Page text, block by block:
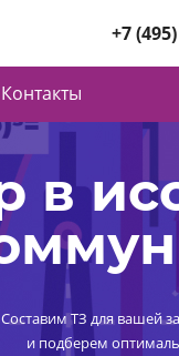
+7
Контакты
в
Составим ТЗ для вашей
и подберем